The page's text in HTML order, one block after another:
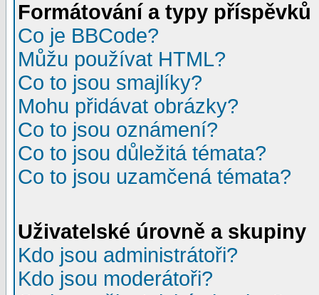
Formátování a typy příspěvků
Co je BBCode?
Můžu používat HTML?
Co to jsou smajlíky?
Mohu přidávat obrázky?
Co to jsou oznámení?
Co to jsou důležitá témata?
Co to jsou uzamčená témata?
Uživatelské úrovně a skupiny
Kdo jsou administrátoři?
Kdo jsou moderátoři?